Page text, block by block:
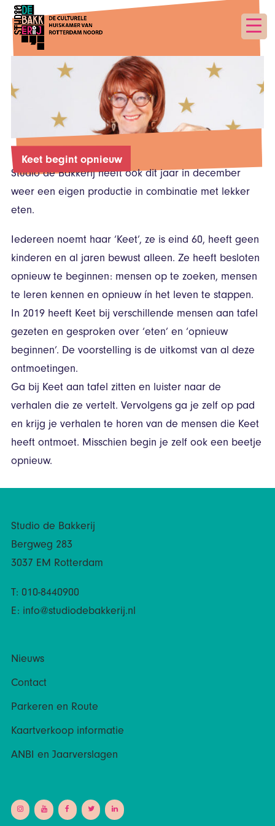
Keet begint opnieuw
Studio de Bakkerij heeft ook dit jaar in december
weer een eigen productie in combinatie met lekker
eten.
Iedereen noemt haar ‘Keet’, ze is eind 60, heeft geen
kinderen en al jaren bewust alleen. Ze heeft besloten
opnieuw te beginnen: mensen op te zoeken, mensen
te leren kennen en opnieuw ín het leven te stappen.
In 2019 heeft Keet bij verschillende mensen aan tafel
gezeten en gesproken over ‘eten’ en ‘opnieuw
beginnen’. De voorstelling is de uitkomst van al deze
ontmoetingen.
Ga bij Keet aan tafel zitten en luister naar de
verhalen die ze vertelt. Vervolgens ga je zelf op pad
en krijg je verhalen te horen van de mensen die Keet
heeft ontmoet. Misschien begin je zelf ook een beetje
opnieuw.
Studio de Bakkerij
Bergweg 283
3037 EM Rotterdam
T: 010-8440900
E: info@studiodebakkerij.nl
Nieuws
Contact
Parkeren en Route
Kaartverkoop informatie
ANBI en Jaarverslagen